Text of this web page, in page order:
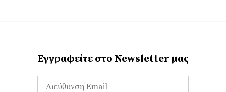
Εγγραφείτε στο Newsletter μας